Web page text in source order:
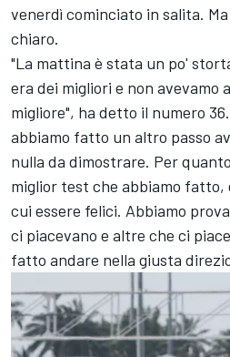
venerdì cominciato in salita.
chiaro.
"La mattina è stata un po'
era dei migliori e non avevamo
migliore", ha detto il numero
abbiamo fatto un altro passo
nulla da dimostrare. Per
miglior test che abbiamo fatto,
cui essere felici. Abbiamo
ci piacevano e altre che ci
fatto andare nella giusta